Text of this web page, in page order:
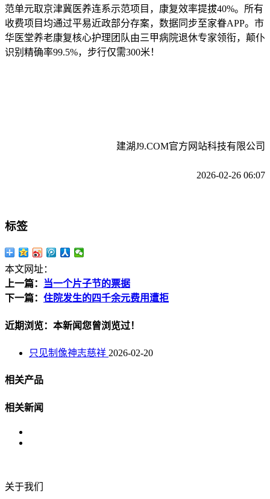
范单元取京津冀医养连系示范项目，康复效率提拔40%。所有
收费项目均通过平易近政部分存案，数据同步至家眷APP。市
华医堂养老康复核心护理团队由三甲病院退休专家领衔，颠仆
识别精确率99.5%，步行仅需300米！
建湖J9.COM官方网站科技有限公司
2026-02-26 06:07
标签
本文网址：
上一篇： 当一个片子节的票据
下一篇： 住院发生的四千余元费用遭拒
近期浏览：本新闻您曾浏览过！
只见制像神志慈祥 2026-02-20
相关产品
相关新闻
关于我们